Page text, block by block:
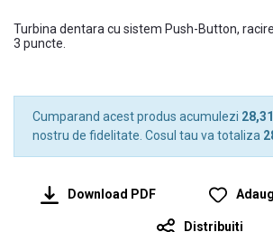
Turbina dentara cu sistem Push-Button,
3 puncte.
Cumparand acest produs acumulezi
nostru de fidelitate. Cosul tau va totaliza
Download PDF
Distribuiti